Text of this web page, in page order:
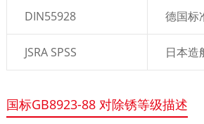
DIN55928 德国标
JSRA SPSS 日本造
国标GB8923-88 对除锈等级描述